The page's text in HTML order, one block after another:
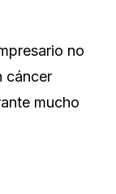
no
cáncer
mucho